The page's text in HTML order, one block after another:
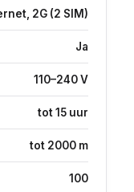
2G (2 SIM)
Ja
110–240 V
tot 15 uur
tot 2000 m
100